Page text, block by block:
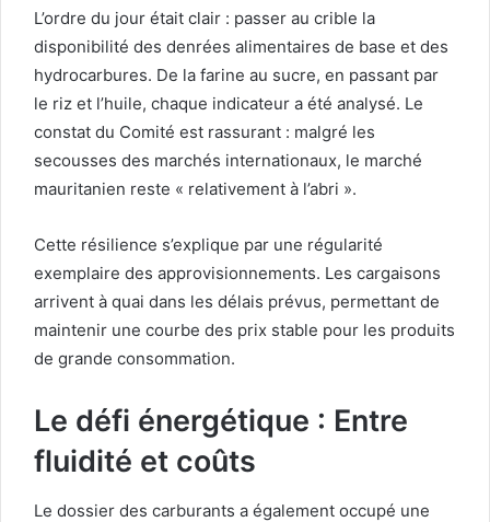
L’ordre du jour était clair : passer au crible la
disponibilité des denrées alimentaires de base et des
hydrocarbures. De la farine au sucre, en passant par
le riz et l’huile, chaque indicateur a été analysé. Le
constat du Comité est rassurant : malgré les
secousses des marchés internationaux, le marché
mauritanien reste « relativement à l’abri ».
Cette résilience s’explique par une régularité
exemplaire des approvisionnements. Les cargaisons
arrivent à quai dans les délais prévus, permettant de
maintenir une courbe des prix stable pour les produits
de grande consommation.
Le défi énergétique : Entre
fluidité et coûts
Le dossier des carburants a également occupé une